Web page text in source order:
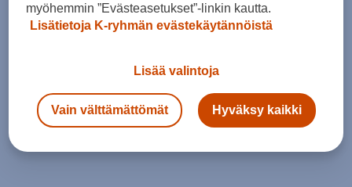
myöhemmin ”Evästeasetukset”-linkin kautta.
Lisätietoja K-ryhmän evästekäytännöistä
Lisää valintoja
Vain välttämättömät Hyväksy kaikki